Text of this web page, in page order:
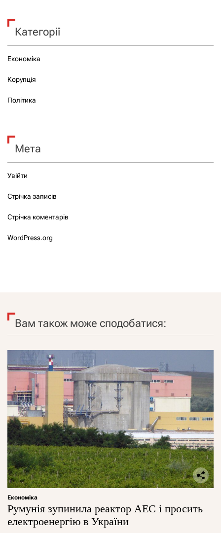
Категорії
Економіка
Корупція
Політика
Мета
Увійти
Стрічка записів
Стрічка коментарів
WordPress.org
Вам також може сподобатися:
Економіка
Румунія зупинила реактор АЕС і просить
електроенергію в України